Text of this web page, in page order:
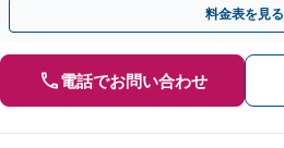
料金表を見る
電話でお問い合わせ